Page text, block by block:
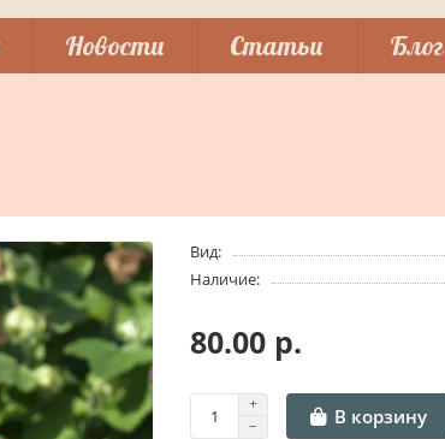
Новости Статьи Блог
Вид:
Наличие:
80.00 р.
В корзину